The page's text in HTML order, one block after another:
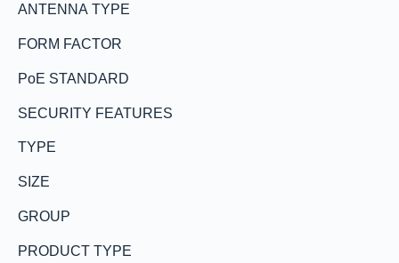
ANTENNA TYPE
FORM FACTOR
PoE STANDARD
SECURITY FEATURES
TYPE
SIZE
GROUP
PRODUCT TYPE